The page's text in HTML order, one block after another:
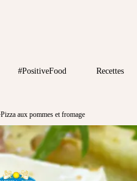
#PositiveFood Recettes
Pizza aux pommes et fromage